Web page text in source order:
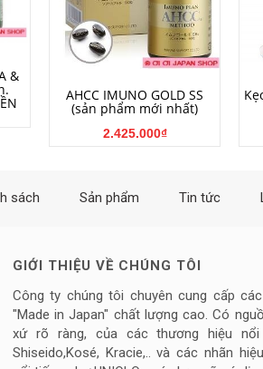
&
HẾT HÀNG
AHCC IMUNO GOLD SS
(sản phẩm mới nhất)
2.425.000₫
sách Sản phẩm Tin tức
GIỚI THIỆU VỀ CHÚNG TÔI
Công ty chúng tôi chuyên cung cấp
"Made in Japan" chất lượng cao. Có
xứ rõ ràng, của các thương hiệu
Shiseido,Kosé, Kracie,.. và các nhãn